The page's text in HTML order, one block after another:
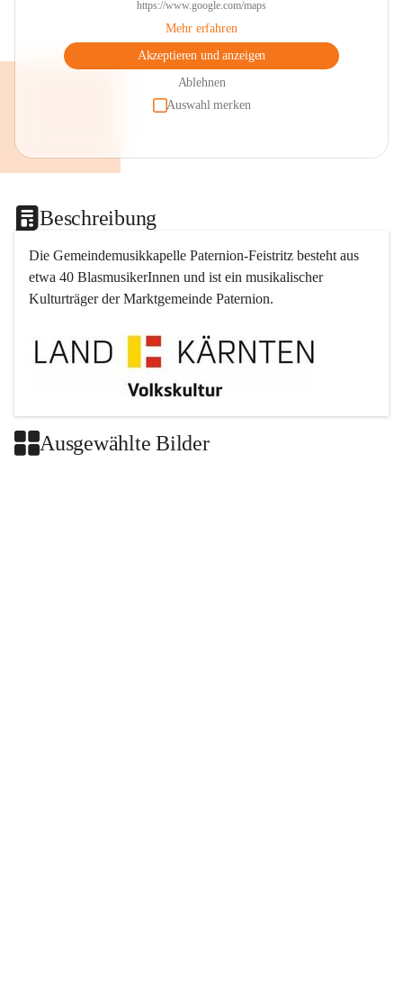
https://www.google.com/maps
Mehr erfahren
Akzeptieren und anzeigen
Ablehnen
Auswahl merken
Beschreibung
Die Gemeindemusikkapelle Paternion-Feistritz besteht aus
etwa 40 BlasmusikerInnen und ist ein musikalischer
Kulturträger der Marktgemeinde Paternion.
Ausgewählte Bilder